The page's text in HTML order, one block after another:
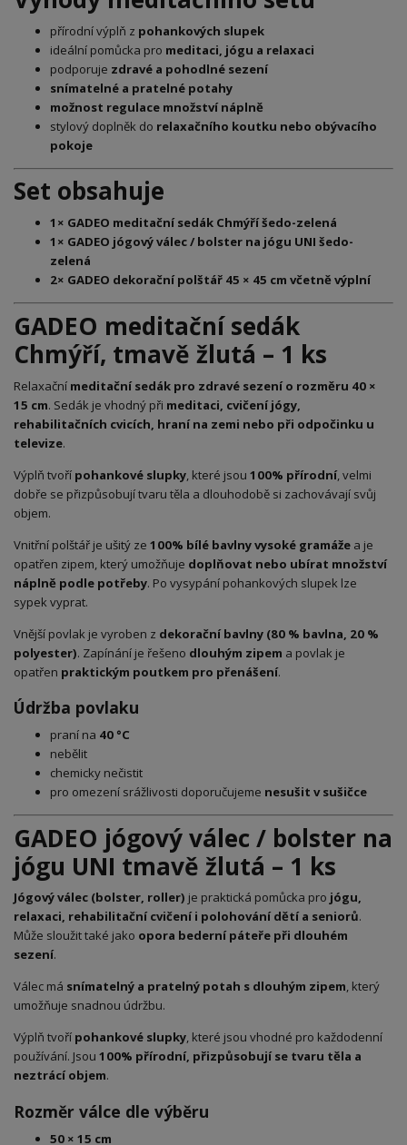
přírodní výplň z pohankových slupek
ideální pomůcka pro meditaci, jógu a relaxaci
podporuje zdravé a pohodlné sezení
snímatelné a pratelné potahy
možnost regulace množství náplně
stylový doplněk do relaxačního koutku nebo obývacího
pokoje
Set obsahuje
1× GADEO meditační sedák Chmýří šedo-zelená
1× GADEO jógový válec / bolster na jógu UNI šedo-
zelená
2× GADEO dekorační polštář 45 × 45 cm včetně výplní
GADEO meditační sedák
Chmýří, tmavě žlutá – 1 ks
Relaxační meditační sedák pro zdravé sezení o rozměru 40 ×
15 cm. Sedák je vhodný při meditaci, cvičení jógy,
rehabilitačních cvicích, hraní na zemi nebo při odpočinku u
televize.
Výplň tvoří pohankové slupky , které jsou 100% přírodní, velmi
dobře se přizpůsobují tvaru těla a dlouhodobě si zachovávají svůj
objem.
Vnitřní polštář je ušitý ze 100% bílé bavlny vysoké gramáže a je
opatřen zipem, který umožňuje doplňovat nebo ubírat množství
náplně podle potřeby. Po vysypání pohankových slupek lze
sypek vyprat.
Vnější povlak je vyroben z dekorační bavlny (80 % bavlna, 20 %
polyester). Zapínání je řešeno dlouhým zipem a povlak je
opatřen praktickým poutkem pro přenášení.
Údržba povlaku
praní na 40 °C
nebělit
chemicky nečistit
pro omezení srážlivosti doporučujeme nesušit v sušičce
GADEO jógový válec / bolster na
jógu UNI tmavě žlutá – 1 ks
Jógový válec (bolster, roller) je praktická pomůcka pro jógu,
relaxaci, rehabilitační cvičení i polohování dětí a seniorů.
Může sloužit také jako opora bederní páteře při dlouhém
sezení.
Válec má snímatelný a pratelný potah s dlouhým zipem, který
umožňuje snadnou údržbu.
Výplň tvoří pohankové slupky, které jsou vhodné pro každodenní
používání. Jsou 100% přírodní, přizpůsobují se tvaru těla a
neztrácí objem.
Rozměr válce dle výběru
50 × 15 cm